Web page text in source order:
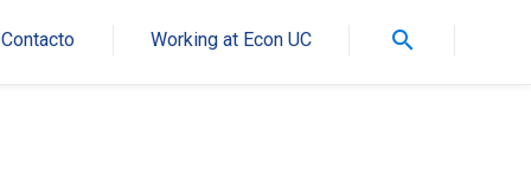
Contacto Working at Econ UC search